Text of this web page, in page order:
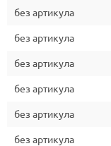
без артикула
без артикула
без артикула
без артикула
без артикула
без артикула